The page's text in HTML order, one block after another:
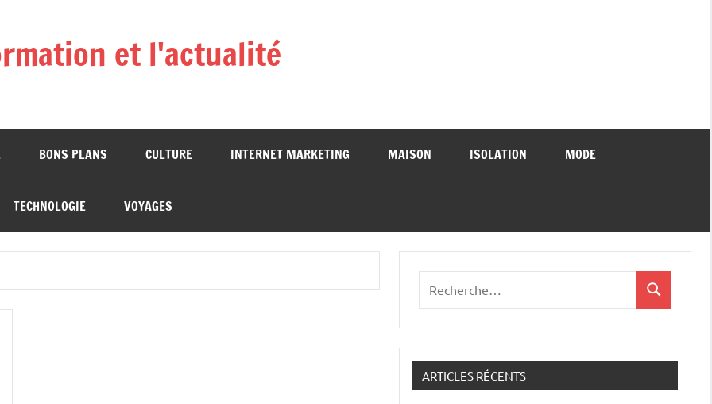
et l'actualité
BONS PLANS CULTURE INTERNET MARKETING MAISON ISOLATION MODE
TECHNOLOGIE VOYAGES
:
Recherche
ARTICLES RÉCENTS